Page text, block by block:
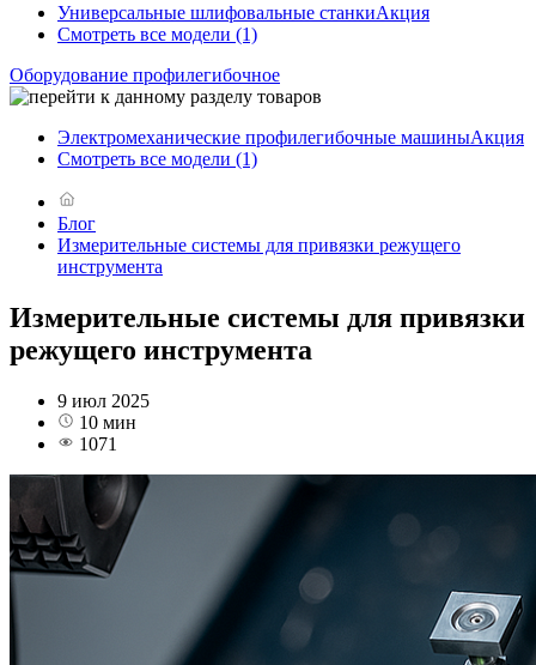
Универсальные шлифовальные станкиАкция
Смотреть все модели (1)
Оборудование профилегибочное
Электромеханические профилегибочные машиныАкция
Смотреть все модели (1)
Блог
Измерительные системы для привязки режущего
инструмента
Измерительные системы для привязки
режущего инструмента
9 июл 2025
10 мин
1071